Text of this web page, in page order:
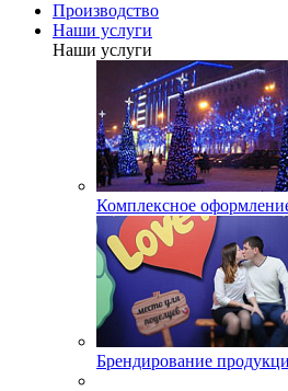
Производство
Наши услуги
Наши услуги
Комплексное
Брендирование